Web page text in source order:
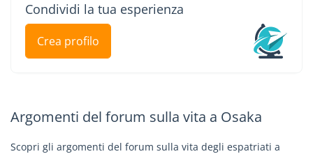
Condividi la tua esperienza
Crea profilo
Argomenti del forum sulla vita a Osaka
Scopri gli argomenti del forum sulla vita degli espatriati a